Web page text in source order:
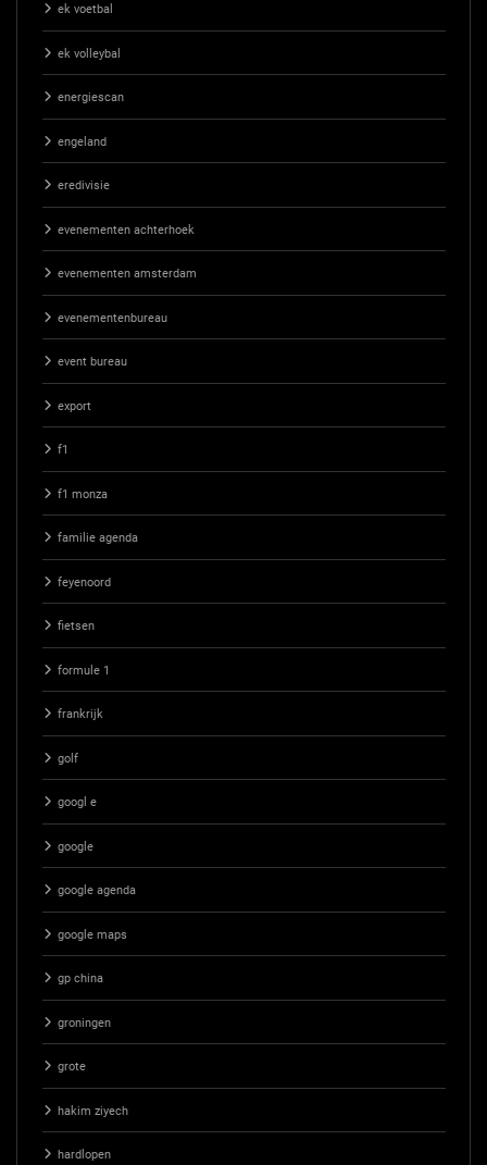
ek voetbal
ek volleybal
energiescan
engeland
eredivisie
evenementen achterhoek
evenementen amsterdam
evenementenbureau
event bureau
export
f1
f1 monza
familie agenda
feyenoord
fietsen
formule 1
frankrijk
golf
googl e
google
google agenda
google maps
gp china
groningen
grote
hakim ziyech
hardlopen